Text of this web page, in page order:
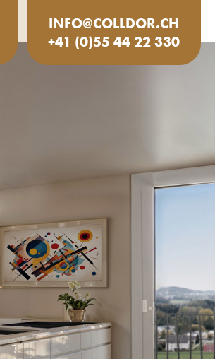
INFO@COLLDOR.CH
+41 (0)55 44 22 330